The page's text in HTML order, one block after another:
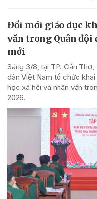
Đổi mới giáo dục
văn trong Quân đội
mới
Sáng 3/8, tại TP. Cần
dân Việt Nam tổ chức
học xã hội và nhân văn
2026.